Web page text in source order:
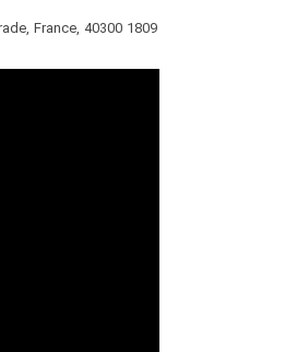
1809 route de cagnotte, Peyrehorade, Peyrehorade, France, 40300